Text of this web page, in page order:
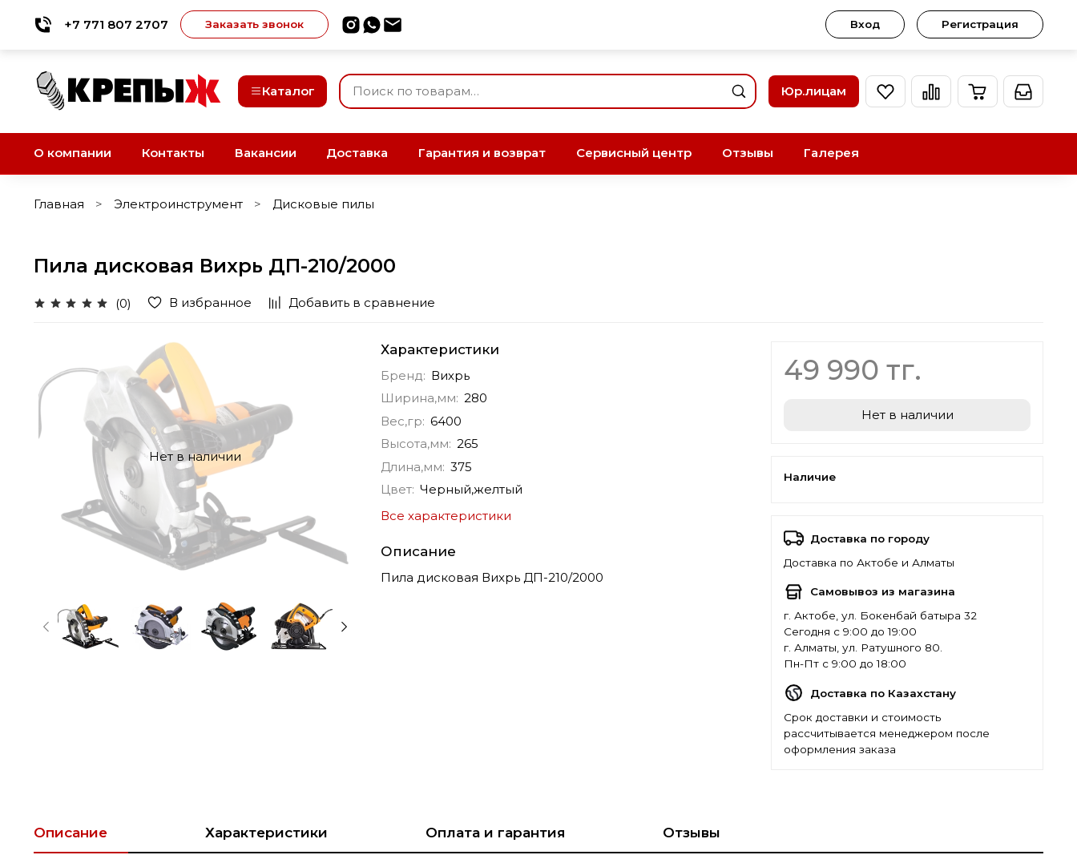
+7 771 807 2707 Заказать звонок Вход Регистрация
Каталог Юр.лицам
О компании Контакты Вакансии Доставка Гарантия и возврат Сервисный центр Отзывы Галерея
Главная Электроинструмент Дисковые пилы
Пила дисковая Вихрь ДП-210/2000
(0) В избранное Добавить в сравнение
Нет в наличии
Характеристики
Бренд: Вихрь
Ширина,мм: 280
Вес,гр: 6400
Высота,мм: 265
Длина,мм: 375
Цвет: Черный,желтый
Все характеристики
Описание
Пила дисковая Вихрь ДП-210/2000
49 990 тг.
Нет в наличии
Наличие
Доставка по городу
Доставка по Актобе и Алматы
Самовывоз из магазина
г. Актобе, ул. Бокенбай батыра 32
Сегодня с 9:00 до 19:00
г. Алматы, ул. Ратушного 80.
Пн-Пт с 9:00 до 18:00
Доставка по Казахстану
Срок доставки и стоимость
рассчитывается менеджером после
оформления заказа
Описание Характеристики Оплата и гарантия Отзывы